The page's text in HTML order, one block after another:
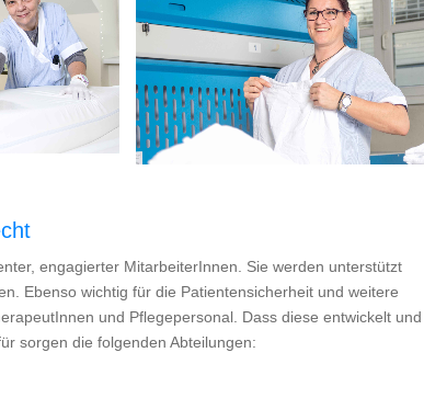
engagierter MitarbeiterInnen. Sie werden unterstützt
Ebenso wichtig für die Patientensicherheit und weitere
und Pflegepersonal. Dass diese entwickelt und
sorgen die folgenden Abteilungen: